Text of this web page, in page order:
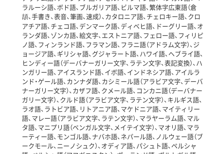
ラルーシ語、ボド語、ブルガリア語、ビルマ語、繁体字広東語（倉
頡、手書き、表音、筆画、速成）、カタロニア語、チェロキー語、クロ
アチア語、チェコ語、デンマーク語、ディベヒ語、ドーグリー語、オ
ランダ語、ゾンカ語、絵文字、エストニア語、フェロー語、フィリピ
ノ語、フィンランド語、フラマン語、フラニ語（アドラム文字）、ジ
ョージア語、ギリシャ語、グジャラート語、ハワイ語、ヘブライ語、
ヒンディー語（デーバナーガリー文字、ラテン文字、表記変換）、ハ
ンガリー語、アイスランド語、イボ語、インドネシア語、アイルラ
ンド・ゲール語、カンナダ語、カシミール語（アラビア文字、デーバ
ナーガリー文字）、カザフ語、クメール語、コンカニ語（デーバナー
ガリー文字）、クルド語（アラビア文字、ラテン文字）、キルギス語、
ラオ語、ラトビア語、リトアニア語、マケドニア語、マイティリー
語、マレー語（アラビア文字、ラテン文字）、マラヤーラム語、マル
タ語、マニプリ語（ベンガル文字、メイテイ文字）、マオリ語、マラ
ーティー語、モンゴル語、ナバホ語、ネパール語、ノルウェー語（ブ
ークモール、ニーノシュク）、オディア語、パシュト語、ペルシャ